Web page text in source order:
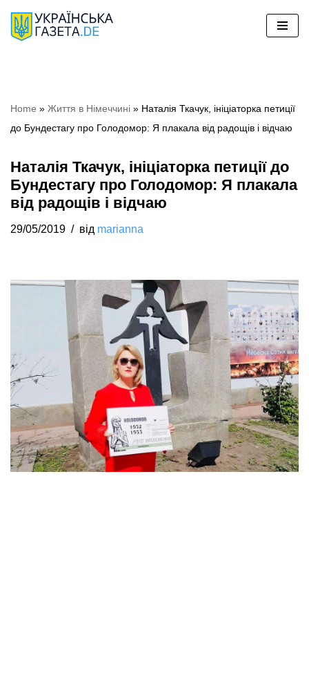
Перейти
Home » Життя в Німеччині » Наталія Ткачук, ініціаторка петиції
до Бундестагу про Голодомор: Я плакала від радощів і відчаю
Наталія Ткачук, ініціаторка петиції до
Бундестагу про Голодомор: Я плакала
від радощів і відчаю
29/05/2019 від marianna